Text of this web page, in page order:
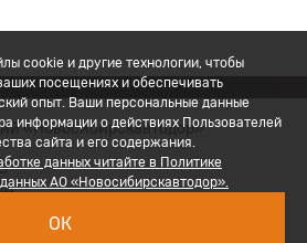
«Новосибирскавтодор»
cookie и другие технологии, чтобы
посещениях и обеспечивать
опыт. Ваши персональные данные
информации о действиях Пользователей
сайта и его содержания.
данных читайте в Политике
АО «Новосибирскавтодор».
ОК